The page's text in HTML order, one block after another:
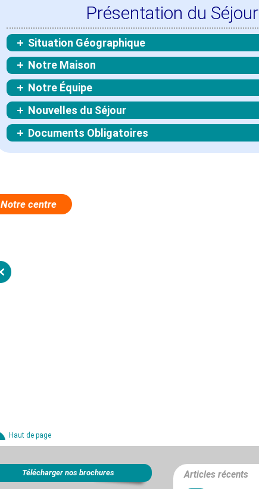
Présentation du Séjour
Situation Géographique
Notre Maison
Notre Équipe
Nouvelles du Séjour
Documents Obligatoires
Notre centre
Haut de page
Télécharger nos brochures Articles récents